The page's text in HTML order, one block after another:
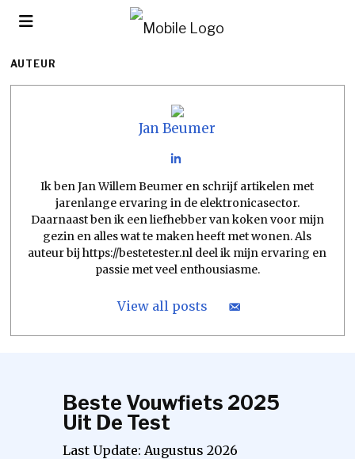
AUTEUR
Jan Beumer
Ik ben Jan Willem Beumer en schrijf artikelen met
jarenlange ervaring in de elektronicasector.
Daarnaast ben ik een liefhebber van koken voor mijn
gezin en alles wat te maken heeft met wonen. Als
auteur bij https://bestetester.nl deel ik mijn ervaring en
passie met veel enthousiasme.
View all posts
Beste Vouwfiets 2025
Uit De Test
Last Update: Augustus 2026